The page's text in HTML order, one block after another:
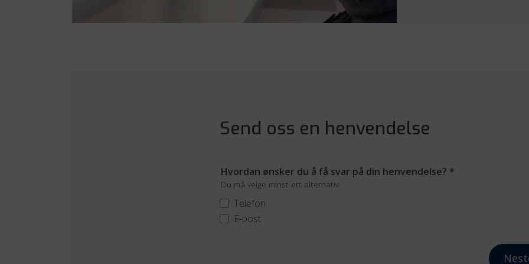
Send oss en henvendelse
Hvordan ønsker du å få svar på din henvendelse? *
Du må velge minst ett alternativ.
Telefon
E-post